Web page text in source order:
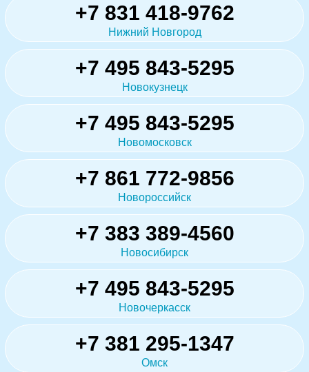
+7 831 418-9762
Нижний Новгород
+7 495 843-5295
Новокузнецк
+7 495 843-5295
Новомосковск
+7 861 772-9856
Новороссийск
+7 383 389-4560
Новосибирск
+7 495 843-5295
Новочеркасск
+7 381 295-1347
Омск